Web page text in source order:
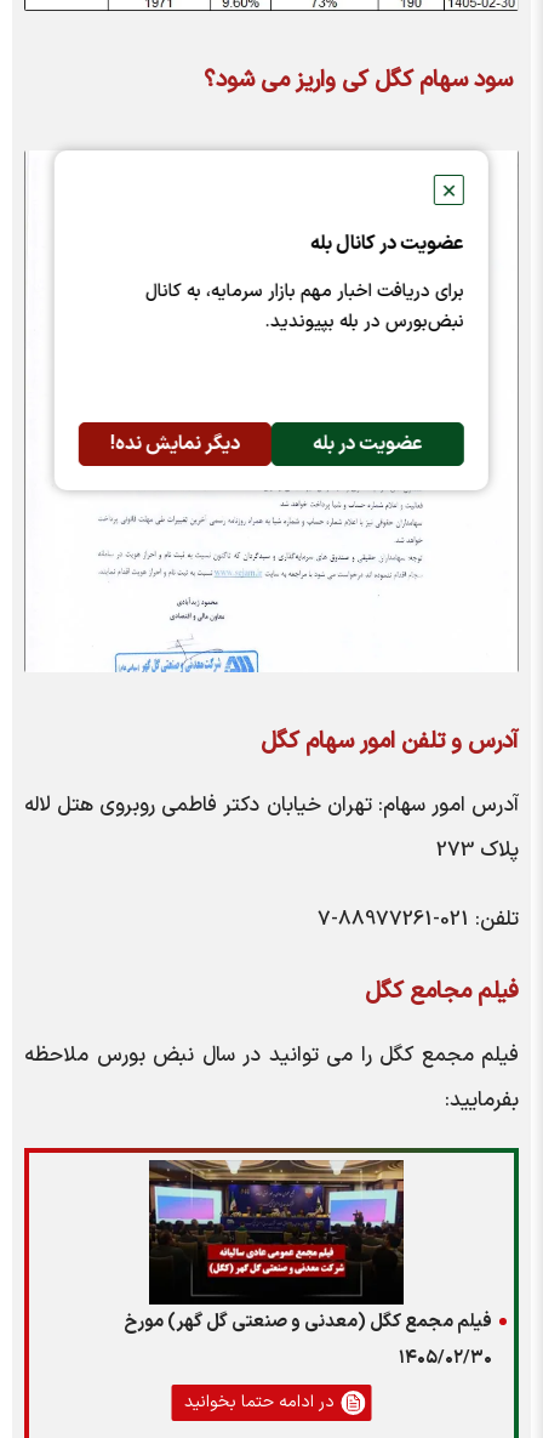
✕
عضویت در کانال بله
برای دریافت اخبار مهم بازار سرمایه، به کانال
نبض‌بورس در بله بپیوندید.
عضویت در بله دیگر نمایش نده!
سود سهام کگل کی واریز می شود؟
آدرس و تلفن امور سهام کگل
آدرس امور سهام: تهران خیابان دکتر فاطمی روبروی هتل لاله
پلاک 273
تلفن: 021-88977261-7
فیلم مجامع کگل
فیلم مجمع کگل را می توانید در سال نبض بورس ملاحظه
بفرمایید:
فیلم مجمع کگل (معدنی و صنعتی گل گهر) مورخ
۱۴۰۵/۰۲/۳۰
در ادامه حتما بخوانید